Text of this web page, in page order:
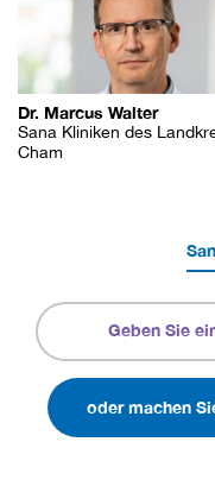
Dr. Marcus Walter
Sana Kliniken des
Cham
oder machen